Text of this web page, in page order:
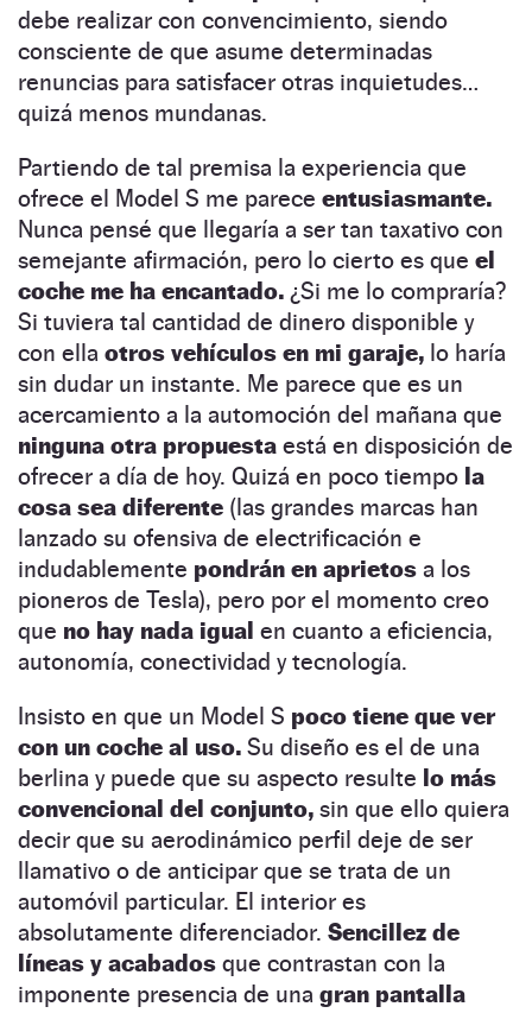
debe realizar con convencimiento, siendo
consciente de que asume determinadas
renuncias para satisfacer otras inquietudes…
quizá menos mundanas.
Partiendo de tal premisa la experiencia que
ofrece el Model S me parece entusiasmante.
Nunca pensé que llegaría a ser tan taxativo con
semejante afirmación, pero lo cierto es que el
coche me ha encantado. ¿Si me lo compraría?
Si tuviera tal cantidad de dinero disponible y
con ella otros vehículos en mi garaje, lo haría
sin dudar un instante. Me parece que es un
acercamiento a la automoción del mañana que
ninguna otra propuesta está en disposición de
ofrecer a día de hoy. Quizá en poco tiempo la
cosa sea diferente (las grandes marcas han
lanzado su ofensiva de electrificación e
indudablemente pondrán en aprietos a los
pioneros de Tesla), pero por el momento creo
que no hay nada igual en cuanto a eficiencia,
autonomía, conectividad y tecnología.
Insisto en que un Model S poco tiene que ver
con un coche al uso. Su diseño es el de una
berlina y puede que su aspecto resulte lo más
convencional del conjunto, sin que ello quiera
decir que su aerodinámico perfil deje de ser
llamativo o de anticipar que se trata de un
automóvil particular. El interior es
absolutamente diferenciador. Sencillez de
líneas y acabados que contrastan con la
imponente presencia de una gran pantalla